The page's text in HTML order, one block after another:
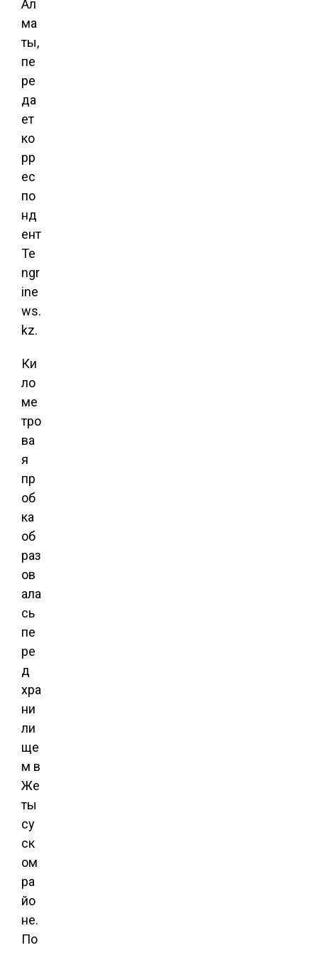
Ал
ма
ты,
пе
ре
да
ет
ко
рр
ес
по
нд
ент
Te
ngr
ine
ws.
kz.
Ки
ло
ме
тро
ва
я
пр
об
ка
об
раз
ов
ала
сь
пе
ре
д
хра
ни
ли
ще
м в
Же
ты
су
ск
ом
ра
йо
не.
По